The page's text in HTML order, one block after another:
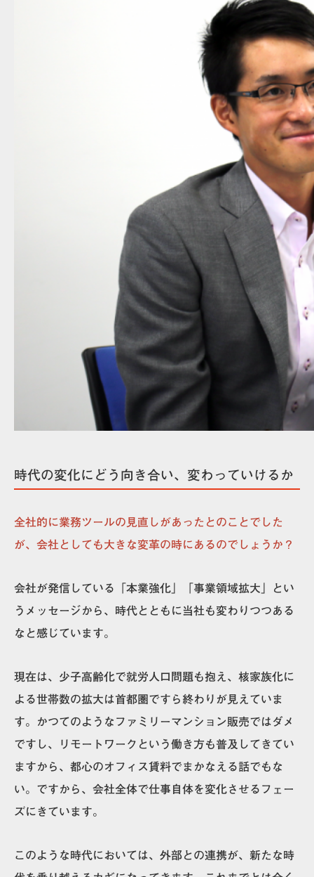
時代の変化にどう向き合い、変わっていけるか
全社的に業務ツールの見直しがあったとのことでした
が、会社としても大きな変革の時にあるのでしょうか？
会社が発信している「本業強化」「事業領域拡大」とい
うメッセージから、時代とともに当社も変わりつつある
なと感じています。
現在は、少子高齢化で就労人口問題も抱え、核家族化に
よる世帯数の拡大は首都圏ですら終わりが見えていま
す。かつてのようなファミリーマンション販売ではダメ
ですし、リモートワークという働き方も普及してきてい
ますから、都心のオフィス賃料でまかなえる話でもな
い。ですから、会社全体で仕事自体を変化させるフェー
ズにきています。
このような時代においては、 外部との連携が、新たな時